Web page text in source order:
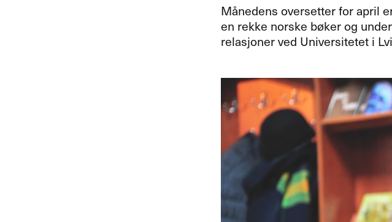
M​å​nedens oversetter for april
en rekke norske b​ø​ker og
relasjoner ved Universitetet i